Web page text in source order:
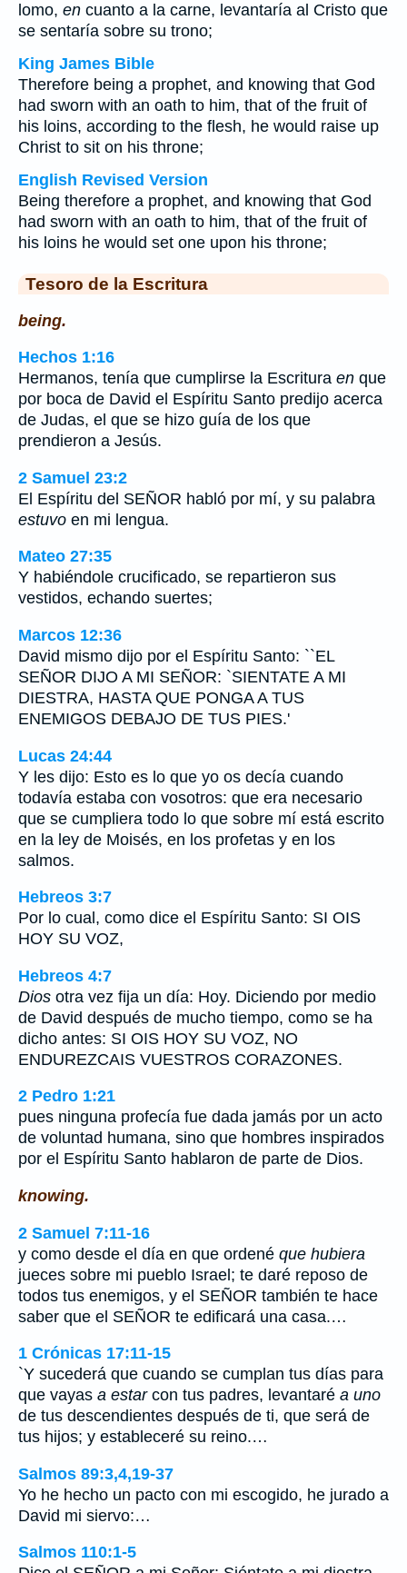
lomo, en cuanto a la carne, levantaría al Cristo que
se sentaría sobre su trono;
King James Bible
Therefore being a prophet, and knowing that God
had sworn with an oath to him, that of the fruit of
his loins, according to the flesh, he would raise up
Christ to sit on his throne;
English Revised Version
Being therefore a prophet, and knowing that God
had sworn with an oath to him, that of the fruit of
his loins he would set one upon his throne;
Tesoro de la Escritura
being.
Hechos 1:16
Hermanos, tenía que cumplirse la Escritura en que
por boca de David el Espíritu Santo predijo acerca
de Judas, el que se hizo guía de los que
prendieron a Jesús.
2 Samuel 23:2
El Espíritu del SEÑOR habló por mí, y su palabra
estuvo en mi lengua.
Mateo 27:35
Y habiéndole crucificado, se repartieron sus
vestidos, echando suertes;
Marcos 12:36
David mismo dijo por el Espíritu Santo: ``EL
SEÑOR DIJO A MI SEÑOR: `SIENTATE A MI
DIESTRA, HASTA QUE PONGA A TUS
ENEMIGOS DEBAJO DE TUS PIES.'
Lucas 24:44
Y les dijo: Esto es lo que yo os decía cuando
todavía estaba con vosotros: que era necesario
que se cumpliera todo lo que sobre mí está escrito
en la ley de Moisés, en los profetas y en los
salmos.
Hebreos 3:7
Por lo cual, como dice el Espíritu Santo: SI OIS
HOY SU VOZ,
Hebreos 4:7
Dios otra vez fija un día: Hoy. Diciendo por medio
de David después de mucho tiempo, como se ha
dicho antes: SI OIS HOY SU VOZ, NO
ENDUREZCAIS VUESTROS CORAZONES.
2 Pedro 1:21
pues ninguna profecía fue dada jamás por un acto
de voluntad humana, sino que hombres inspirados
por el Espíritu Santo hablaron de parte de Dios.
knowing.
2 Samuel 7:11-16
y como desde el día en que ordené que hubiera
jueces sobre mi pueblo Israel; te daré reposo de
todos tus enemigos, y el SEÑOR también te hace
saber que el SEÑOR te edificará una casa.…
1 Crónicas 17:11-15
`Y sucederá que cuando se cumplan tus días para
que vayas a estarcon tus padres, levantaré a uno
de tus descendientes después de ti, que será de
tus hijos; y estableceré su reino.…
Salmos 89:3,4,19-37
Yo he hecho un pacto con mi escogido, he jurado a
David mi siervo:…
Salmos 110:1-5